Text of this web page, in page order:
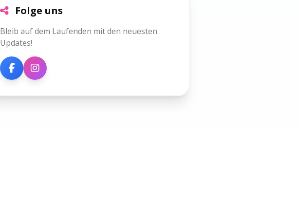
Folge uns
Bleib auf dem Laufenden mit den neuesten
Updates!